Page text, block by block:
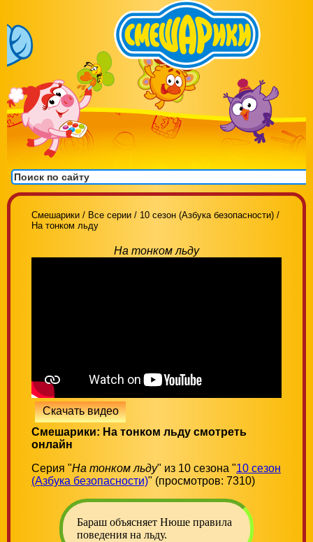
Смешарики / Все серии / 10 сезон (Азбука безопасности) /
На тонком льду
На тонком льду
Скачать видео
Смешарики: На тонком льду смотреть
онлайн
Серия "На тонком льду" из 10 сезона "10 сезон
(Азбука безопасности)" (просмотров: 7310)
Бараш объясняет Нюше правила
поведения на льду.